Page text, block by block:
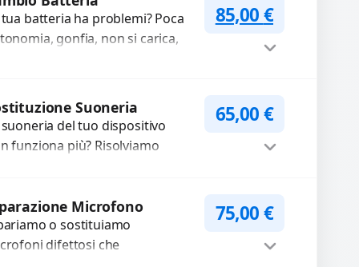
tua batteria ha problemi? Poca
gonfia, non si carica,
Il prezzo
85,00€Il prezzo
Suoneria
suoneria del tuo dispositivo
funziona più? Risolviamo
65,00€
Microfono
o sostituiamo
difettosi che
75,00€